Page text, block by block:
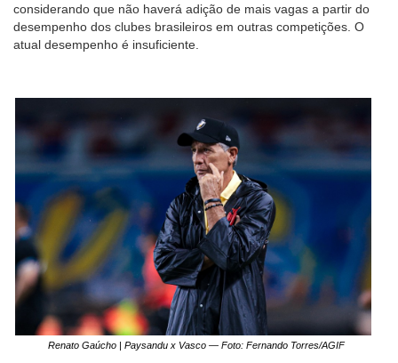
considerando que não haverá adição de mais vagas a partir do
desempenho dos clubes brasileiros em outras competições. O
atual desempenho é insuficiente.
Renato Gaúcho | Paysandu x Vasco — Foto: Fernando Torres/AGIF